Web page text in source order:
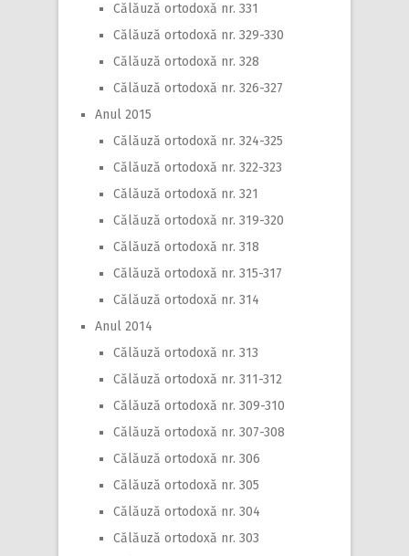
Călăuză ortodoxă nr. 331
Călăuză ortodoxă nr. 329-330
Călăuză ortodoxă nr. 328
Călăuză ortodoxă nr. 326-327
Anul 2015
Călăuză ortodoxă nr. 324-325
Călăuză ortodoxă nr. 322-323
Călăuză ortodoxă nr. 321
Călăuză ortodoxă nr. 319-320
Călăuză ortodoxă nr. 318
Călăuză ortodoxă nr. 315-317
Călăuză ortodoxă nr. 314
Anul 2014
Călăuză ortodoxă nr. 313
Călăuză ortodoxă nr. 311-312
Călăuză ortodoxă nr. 309-310
Călăuză ortodoxă nr. 307-308
Călăuză ortodoxă nr. 306
Călăuză ortodoxă nr. 305
Călăuză ortodoxă nr. 304
Călăuză ortodoxă nr. 303